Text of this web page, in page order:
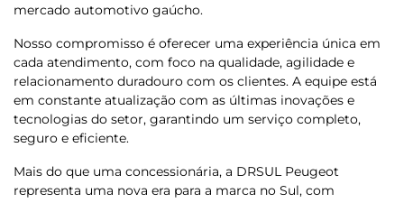
mercado automotivo gaúcho.
Nosso compromisso é oferecer uma experiência única em
cada atendimento, com foco na qualidade, agilidade e
relacionamento duradouro com os clientes. A equipe está
em constante atualização com as últimas inovações e
tecnologias do setor, garantindo um serviço completo,
seguro e eficiente.
Mais do que uma concessionária, a DRSUL Peugeot
representa uma nova era para a marca no Sul, com